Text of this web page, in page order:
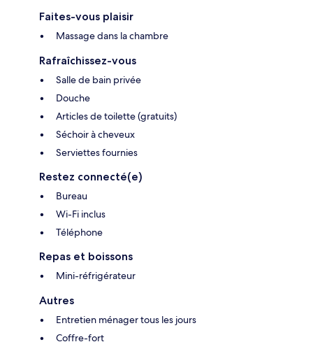
Faites-vous plaisir
Massage dans la chambre
Rafraîchissez-vous
Salle de bain privée
Douche
Articles de toilette (gratuits)
Séchoir à cheveux
Serviettes fournies
Restez connecté(e)
Bureau
Wi-Fi inclus
Téléphone
Repas et boissons
Mini-réfrigérateur
Autres
Entretien ménager tous les jours
Coffre-fort